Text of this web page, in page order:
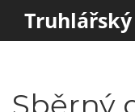
Sběrný